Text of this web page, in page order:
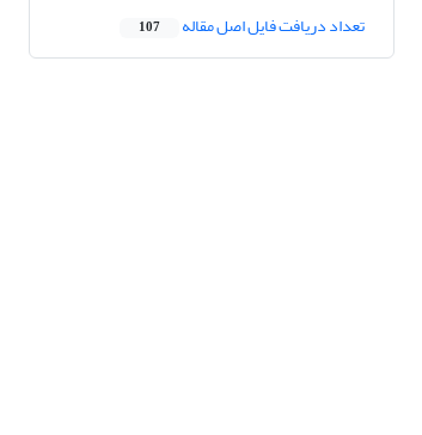
تعداد دریافت فایل اصل مقاله 107